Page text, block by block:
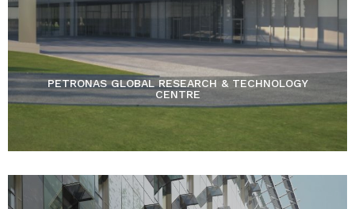
PETRONAS GLOBAL RESEARCH & TECHNOLOGY
CENTRE